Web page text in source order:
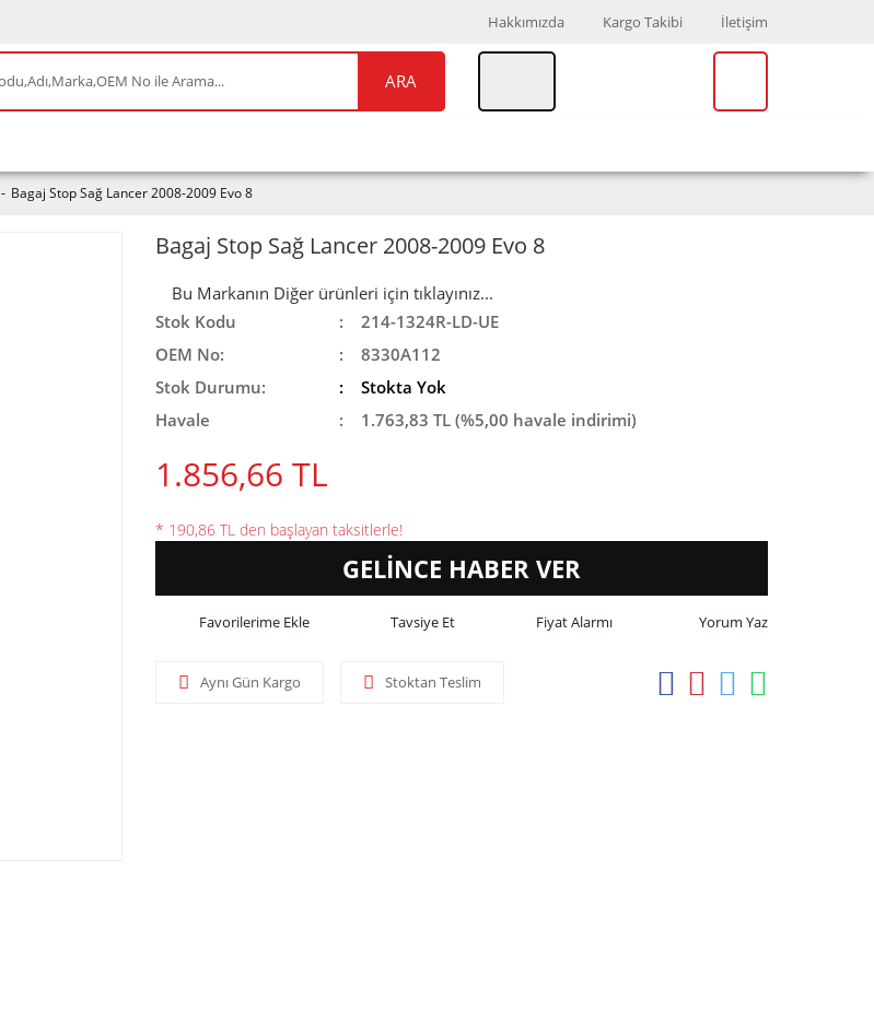
Hakkımızda Kargo Takibi İletişim
ARA
Bagaj Stop Sağ Lancer 2008-2009 Evo 8
Bagaj Stop Sağ Lancer 2008-2009 Evo 8
Bu Markanın Diğer ürünleri için tıklayınız...
Stok Kodu
214-1324R-LD-UE
OEM No:
8330A112
Stok Durumu:
Stokta Yok
Havale
1.763,83 TL (%5,00 havale indirimi)
1.856,66 TL
* 190,86 TL den başlayan taksitlerle!
GELİNCE HABER VER
Tavsiye Et Fiyat Alarmı Yorum Yaz
Aynı Gün Kargo Stoktan Teslim